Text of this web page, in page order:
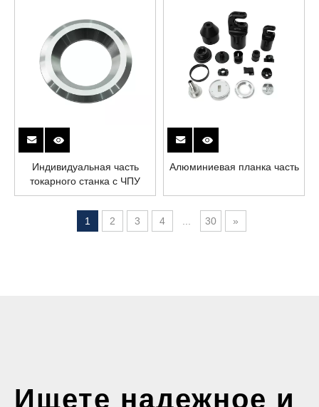
Индивидуальная часть
токарного станка с ЧПУ
Алюминиевая планка часть
1 2 3 4 ... 30 »
Ищете надежное и